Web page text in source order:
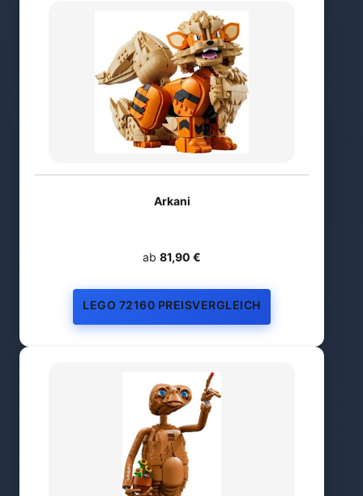
Arkani
ab 81,90 €
LEGO 72160 PREISVERGLEICH